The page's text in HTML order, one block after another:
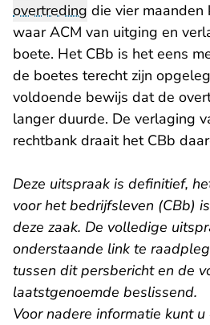
overtreding die vier maanden
waar ACM van uitging en
boete. Het CBb is het eens
de boetes terecht zijn
voldoende bewijs dat de
langer duurde. De verlaging
rechtbank draait het CBb
Deze uitspraak is definitief,
voor het bedrijfsleven (CBb)
deze zaak. De volledige
onderstaande link te
tussen dit persbericht en de
laatstgenoemde beslissend.
Voor nadere informatie kunt